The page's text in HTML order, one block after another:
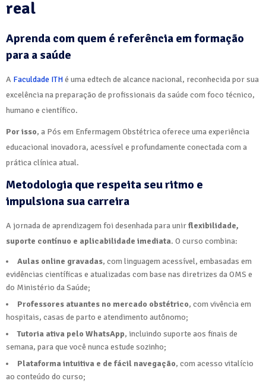
real
Aprenda com quem é referência em formação
para a saúde
A Faculdade ITHé uma edtech de alcance nacional, reconhecida por sua
excelência na preparação de profissionais da saúde com foco técnico,
humano e científico.
Por isso, a Pós em Enfermagem Obstétrica oferece uma experiência
educacional inovadora, acessível e profundamente conectada com a
prática clínica atual.
Metodologia que respeita seu ritmo e
impulsiona sua carreira
A jornada de aprendizagem foi desenhada para unirflexibilidade,
suporte contínuo e aplicabilidade imediata. O curso combina:
Aulas online gravadas, com linguagem acessível, embasadas em
evidências científicas e atualizadas com base nas diretrizes da OMS e
do Ministério da Saúde;
Professores atuantes no mercado obstétrico, com vivência em
hospitais, casas de parto e atendimento autônomo;
Tutoria ativa pelo WhatsApp, incluindo suporte aos finais de
semana, para que você nunca estude sozinho;
Plataforma intuitiva e de fácil navegação, com acesso vitalício
ao conteúdo do curso;